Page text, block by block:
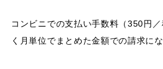
コンビニでの支払い手数料（350円
く月単位でまとめた金額での請求にな